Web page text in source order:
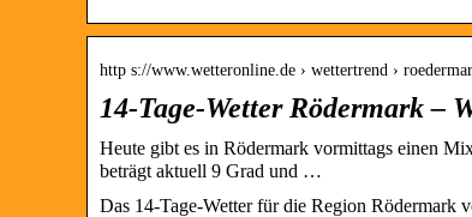
http s://www.wetteronline.de › wettertrend ›
14-Tage-Wetter Rödermark –
Heute gibt es in Rödermark vormittags einen
beträgt aktuell 9 Grad und …
Das 14-Tage-Wetter für die Region Rödermark